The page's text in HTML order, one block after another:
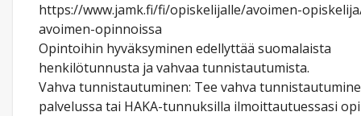
https://www.jamk.fi/fi/opiskelijalle/avoimen-
avoimen-opinnoissa
Opintoihin hyväksyminen edellyttää suomalaista
henkilötunnusta ja vahvaa tunnistautumista.
Vahva tunnistautuminen: Tee vahva
palvelussa tai HAKA-tunnuksilla ilmoittautuessasi